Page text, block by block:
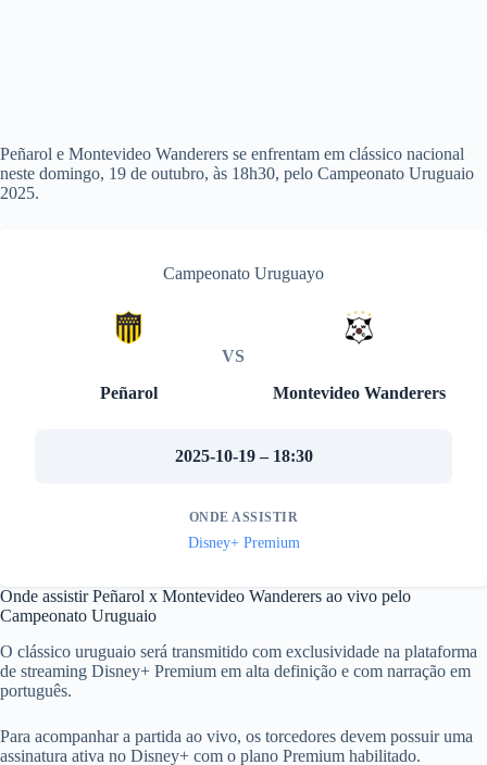
Peñarol e Montevideo Wanderers se enfrentam em clássico nacional
neste domingo, 19 de outubro, às 18h30, pelo Campeonato Uruguaio
2025.
Campeonato Uruguayo
Peñarol
VS
Montevideo Wanderers
2025-10-19 – 18:30
ONDE ASSISTIR
Disney+ Premium
Onde assistir Peñarol x Montevideo Wanderers ao vivo pelo
Campeonato Uruguaio
O clássico uruguaio será transmitido com exclusividade na plataforma
de streaming Disney+ Premium em alta definição e com narração em
português.
Para acompanhar a partida ao vivo, os torcedores devem possuir uma
assinatura ativa no Disney+ com o plano Premium habilitado.